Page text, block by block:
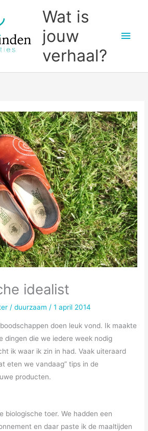
Wat is
jouw
verhaal?
idealist
/duurzaam /1 april 2014
doen leuk vond. Ik maakte
dingen die we iedere week nodig
ik waar ik zin in had. Vaak uiteraard
eten we vandaag” tips in de
producten.
biologische toer. We hadden een
en daar paste ik de maaltijden